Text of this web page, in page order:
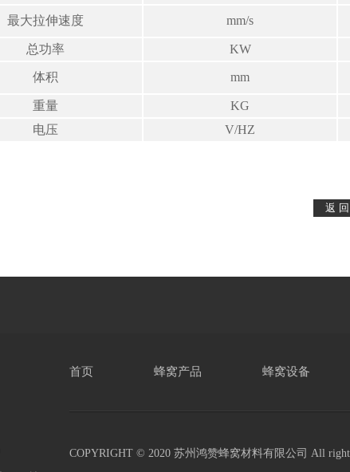
最大拉伸速度 mm/s
总功率 KW
体积 mm
重量 KG
电压
V/HZ
首页 蜂窝产品 蜂窝设备
COPYRIGHT © 2020 苏州鸿赞蜂窝材料有限公司 All